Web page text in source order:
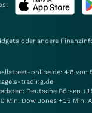
oder andere
online.de: 4.8 von
trading.de
Deutsche Börsen
Min. Dow Jones +15 Min.